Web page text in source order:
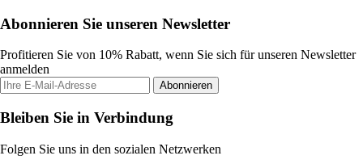
Abonnieren Sie unseren Newsletter
Profitieren Sie von 10% Rabatt, wenn Sie sich für unseren Newsletter
anmelden
Abonnieren
Bleiben Sie in Verbindung
Folgen Sie uns in den sozialen Netzwerken